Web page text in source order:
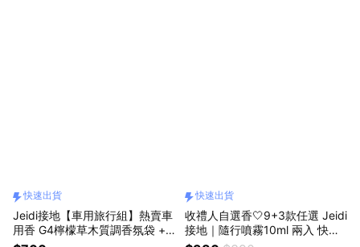
快速出貨
Jeidi接地【車用旅行組】熱賣車
用香 G4檸檬草木質調香氛袋 +
G8馬鞭草木質調補充包 快速出
快速出貨
收禮人自選香🤍9+3款任選 Jeidi
接地｜隨行噴霧10ml 兩入 快速
出貨